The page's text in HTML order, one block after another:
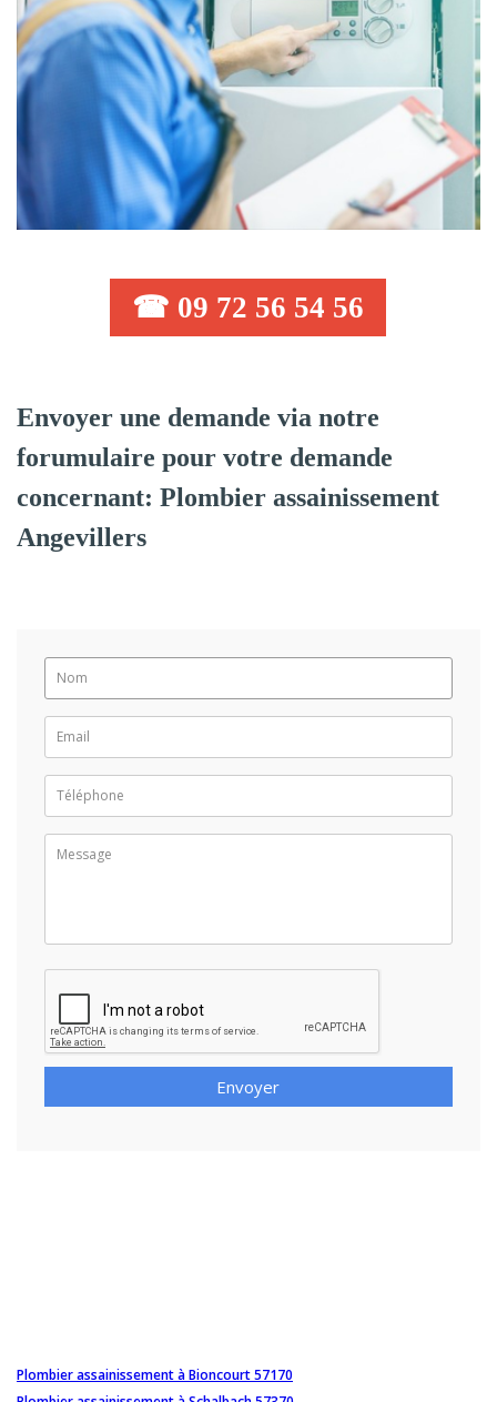
☎ 09 72 56 54 56
Envoyer une demande via notre
forumulaire pour votre demande
concernant: Plombier assainissement
Angevillers
Envoyer
Plombier assainissement à Bioncourt 57170